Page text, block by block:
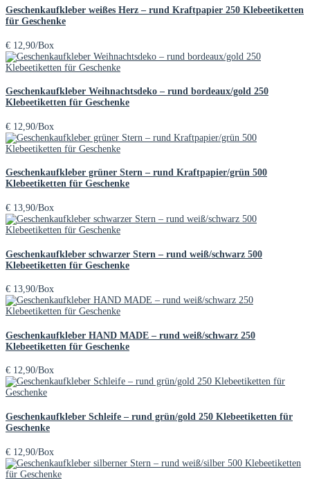
Geschenkaufkleber weißes Herz – rund Kraftpapier 250 Klebeetiketten
für Geschenke
€ 12,90/Box
Geschenkaufkleber Weihnachtsdeko – rund bordeaux/gold 250
Klebeetiketten für Geschenke
€ 12,90/Box
Geschenkaufkleber grüner Stern – rund Kraftpapier/grün 500
Klebeetiketten für Geschenke
€ 13,90/Box
Geschenkaufkleber schwarzer Stern – rund weiß/schwarz 500
Klebeetiketten für Geschenke
€ 13,90/Box
Geschenkaufkleber HAND MADE – rund weiß/schwarz 250
Klebeetiketten für Geschenke
€ 12,90/Box
Geschenkaufkleber Schleife – rund grün/gold 250 Klebeetiketten für
Geschenke
€ 12,90/Box